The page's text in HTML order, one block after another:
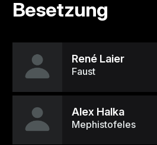
Besetzung
René Laier
Faust
Alex Halka
Mephistofeles